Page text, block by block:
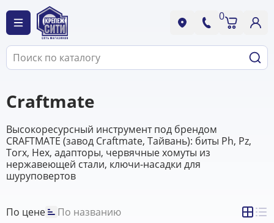
0
Craftmate
Высокоресурсный инструмент под брендом
CRAFTMATE (завод Craftmate, Тайвань): биты Ph, Pz,
Torx, Hex, адапторы, червячные хомуты из
нержавеющей стали, ключи-насадки для
шуруповертов
По цене По названию